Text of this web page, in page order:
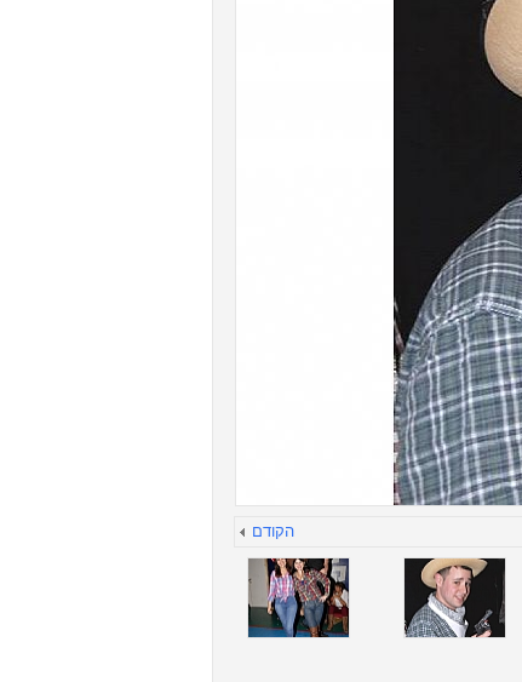
הקודם